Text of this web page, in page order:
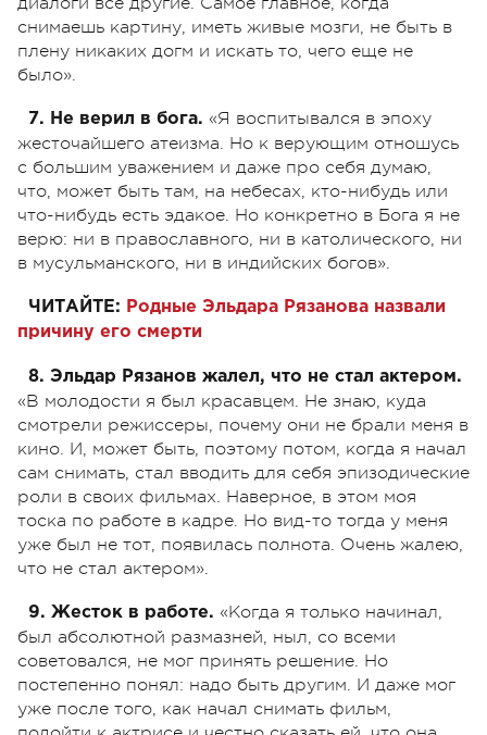
снимаешь картину, иметь живые мозги, не быть в
плену никаких догм и искать то, чего еще не
было».
7. Не верил в бога. «Я воспитывался в эпоху
жесточайшего атеизма. Но к верующим отношусь
с большим уважением и даже про себя думаю,
что, может быть там, на небесах, кто-нибудь или
что-нибудь есть эдакое. Но конкретно в Бога я не
верю: ни в православного, ни в католического, ни
в мусульманского, ни в индийских богов».
ЧИТАЙТЕ: Родные Эльдара Рязанова назвали
причину его смерти
8. Эльдар Рязанов жалел, что не стал актером.
«В молодости я был красавцем. Не знаю, куда
смотрели режиссеры, почему они не брали меня в
кино. И, может быть, поэтому потом, когда я начал
сам снимать, стал вводить для себя эпизодические
роли в своих фильмах. Наверное, в этом моя
тоска по работе в кадре. Но вид-то тогда у меня
уже был не тот, появилась полнота. Очень жалею,
что не стал актером».
9. Жесток в работе. «Когда я только начинал,
был абсолютной размазней, ныл, со всеми
советовался, не мог принять решение. Но
постепенно понял: надо быть другим. И даже мог
уже после того, как начал снимать фильм,